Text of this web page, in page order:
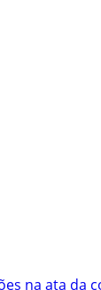
na ata da